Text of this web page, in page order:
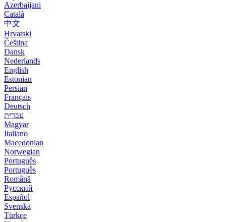
Azerbaijani
Català
中文
Hrvatski
Čeština
Dansk
Nederlands
English
Estonian
Persian
Français
Deutsch
עברית
Magyar
Italiano
Macedonian
Norwegian
Português
Português
Română
Русский
Español
Svenska
Türkçe